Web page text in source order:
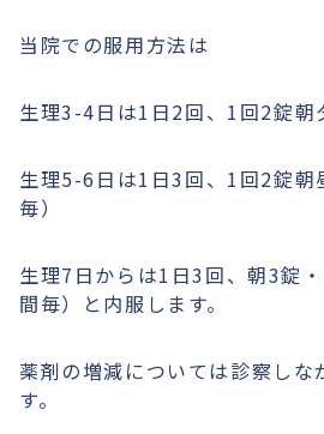
当院での服用方法は
生理3-4日は1日2回、1回2錠朝
生理5-6日は1日3回、1回2錠朝
毎）
生理7日からは1日3回、朝3錠
間毎）と内服します。
薬剤の増減については診察しな
す。